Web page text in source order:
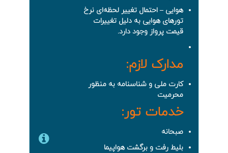
هوایی – احتمال تغییر لحظه‌ای نرخ
تورهای هوایی به دلیل تغییرات
قیمت پرواز وجود دارد.
مدارک لازم:
کارت ملی و شناسنامه به منظور
محرمیت
خدمات تور:
صبحانه
بلیط رفت و برگشت هواپیما